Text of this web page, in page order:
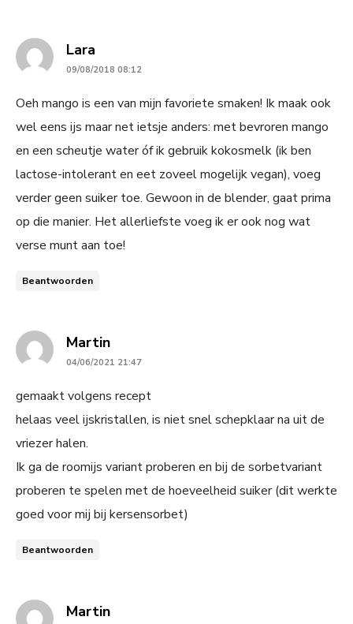
Lara
09/08/2018 08:12
Oeh mango is een van mijn favoriete smaken! Ik maak ook
wel eens ijs maar net ietsje anders: met bevroren mango
en een scheutje water óf ik gebruik kokosmelk (ik ben
lactose-intolerant en eet zoveel mogelijk vegan), voeg
verder geen suiker toe. Gewoon in de blender, gaat prima
op die manier. Het allerliefste voeg ik er ook nog wat
verse munt aan toe!
Beantwoorden
Martinsays:
04/06/2021 21:47
gemaakt volgens recept
helaas veel ijskristallen, is niet snel schepklaar na uit de
vriezer halen.
Ik ga de roomijs variant proberen en bij de sorbetvariant
proberen te spelen met de hoeveelheid suiker (dit werkte
goed voor mij bij kersensorbet)
Beantwoorden
Martinsays: